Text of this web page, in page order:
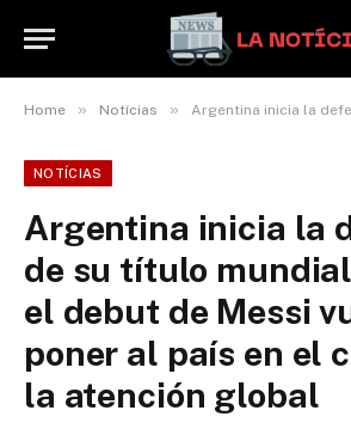
Home » Notícias » Argentina inicia la defensa de su título mundial: por qué el debut
NOTÍCIAS
Argentina inicia la
de su título
el debut de Messi
poner al país en el
la atención global